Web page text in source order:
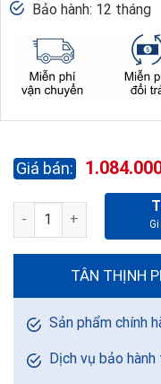
Bảo hành: 12 tháng
BÀN GHẾ HỌC SINH
TÂN THỊNH
Sản phẩm chính
Dịch vụ bảo